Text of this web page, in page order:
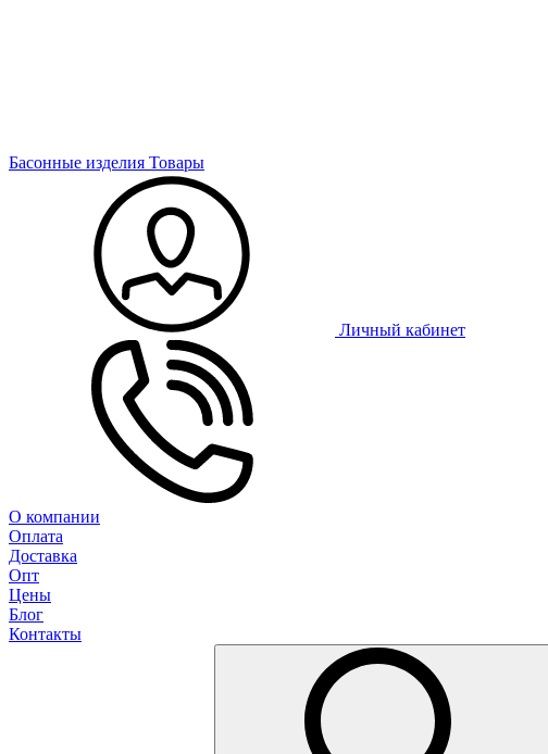
Басонные изделия Товары
Личный кабинет
О компании
Оплата
Доставка
Опт
Цены
Блог
Контакты